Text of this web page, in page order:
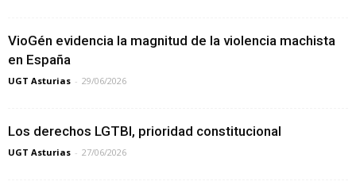
VioGén evidencia la magnitud de la violencia machista
en España
UGT Asturias - 29/06/2026
Los derechos LGTBI, prioridad constitucional
UGT Asturias - 27/06/2026